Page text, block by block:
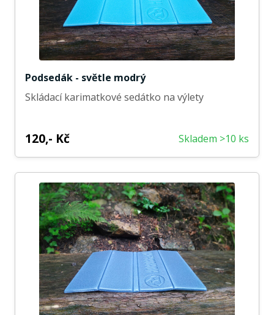
Podsedák - světle modrý
Skládací karimatkové sedátko na výlety
120,- Kč Skladem >10 ks